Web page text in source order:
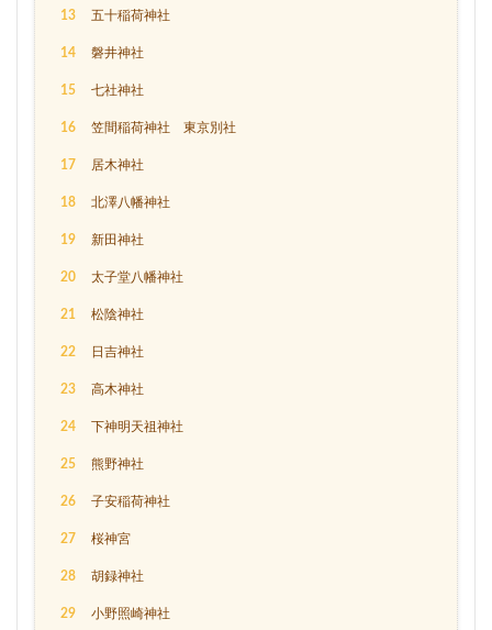
13 五十稲荷神社
14 磐井神社
15 七社神社
16 笠間稲荷神社 東京別社
17 居木神社
18 北澤八幡神社
19 新田神社
20 太子堂八幡神社
21 松陰神社
22 日吉神社
23 高木神社
24 下神明天祖神社
25 熊野神社
26 子安稲荷神社
27 桜神宮
28 胡録神社
29 小野照崎神社